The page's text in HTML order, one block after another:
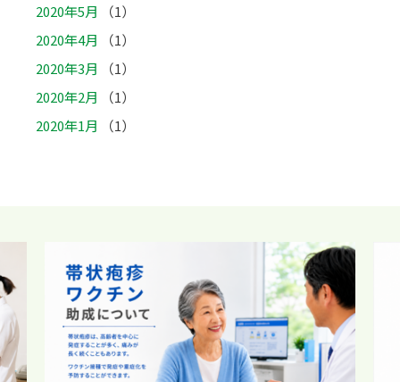
2020年5月
（1）
2020年4月
（1）
2020年3月
（1）
2020年2月
（1）
2020年1月
（1）